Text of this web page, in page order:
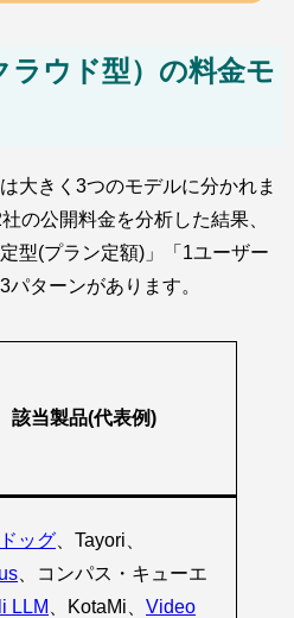
ラウド型）の料金モ
大きく3つのモデルに分かれま
の公開料金を分析した結果、
型(プラン定額)」「1ユーザー
ターンがあります。
該当製品(代表例)
ッグ 、Tayori、
、コンパス・キューエ
LLM 、KotaMi、 Video